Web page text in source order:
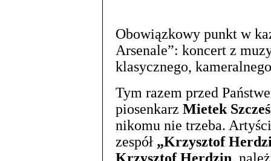
Obowiązkowy punkt w
Arsenale”: koncert z
klasycznego,
Tym razem przed
piosenkarz Mietek
nikomu nie trzeba.
zespół „Krzysztof